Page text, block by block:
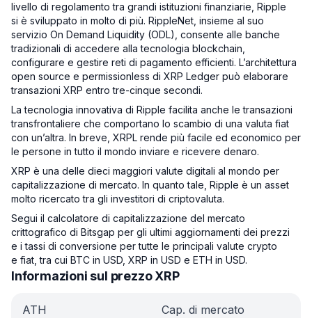
livello di regolamento tra grandi istituzioni finanziarie, Ripple
si è sviluppato in molto di più. RippleNet, insieme al suo
servizio On Demand Liquidity (ODL), consente alle banche
tradizionali di accedere alla tecnologia blockchain,
configurare e gestire reti di pagamento efficienti. L’architettura
open source e permissionless di XRP Ledger può elaborare
transazioni XRP entro tre-cinque secondi.
La tecnologia innovativa di Ripple facilita anche le transazioni
transfrontaliere che comportano lo scambio di una valuta fiat
con un’altra. In breve, XRPL rende più facile ed economico per
le persone in tutto il mondo inviare e ricevere denaro.
XRP è una delle dieci maggiori valute digitali al mondo per
capitalizzazione di mercato. In quanto tale, Ripple è un asset
molto ricercato tra gli investitori di criptovaluta.
Segui il calcolatore di capitalizzazione del mercato
crittografico di Bitsgap per gli ultimi aggiornamenti dei prezzi
e i tassi di conversione per tutte le principali valute crypto
e fiat, tra cui BTC in USD, XRP in USD e ETH in USD.
Informazioni sul prezzo XRP
ATH Cap. di mercato